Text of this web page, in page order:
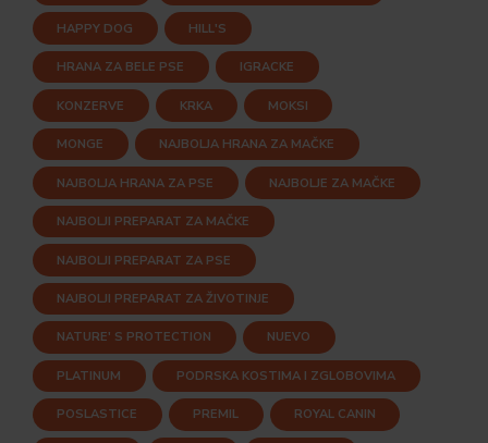
HAPPY DOG HILL'S
HRANA ZA BELE PSE IGRACKE
KONZERVE KRKA MOKSI
MONGE NAJBOLJA HRANA ZA MAČKE
NAJBOLJA HRANA ZA PSE NAJBOLJE ZA MAČKE
NAJBOLJI PREPARAT ZA MAČKE
NAJBOLJI PREPARAT ZA PSE
NAJBOLJI PREPARAT ZA ŽIVOTINJE
NATURE' S PROTECTION NUEVO
PLATINUM PODRSKA KOSTIMA I ZGLOBOVIMA
POSLASTICE PREMIL ROYAL CANIN